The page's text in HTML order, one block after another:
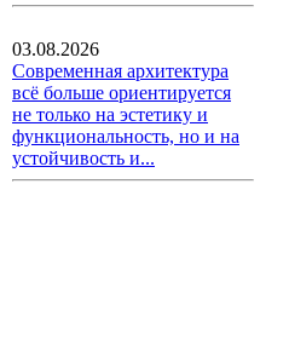
03.08.2026
Современная архитектура
всё больше ориентируется
не только на эстетику и
функциональность, но и на
устойчивость и...